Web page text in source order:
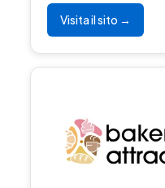
Visita il sito →